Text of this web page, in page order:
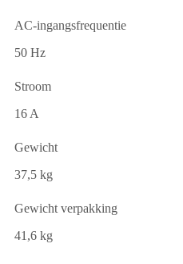
AC-ingangsfrequentie
50 Hz
Stroom
16 A
Gewicht
37,5 kg
Gewicht verpakking
41,6 kg